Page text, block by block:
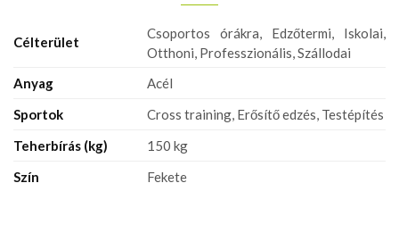
Célterület
Csoportos órákra, Edzőtermi, Iskolai,
Otthoni, Professzionális, Szállodai
Anyag
Acél
Sportok
Cross training, Erősítő edzés, Testépítés
Teherbírás (kg)
150 kg
Szín
Fekete